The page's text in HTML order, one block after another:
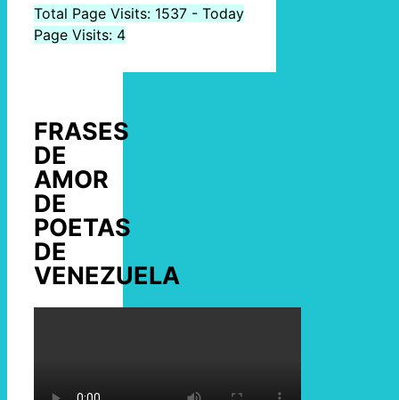
Total Page Visits: 1537 - Today
Page Visits: 4
FRASES
DE
AMOR
DE
POETAS
DE
VENEZUELA